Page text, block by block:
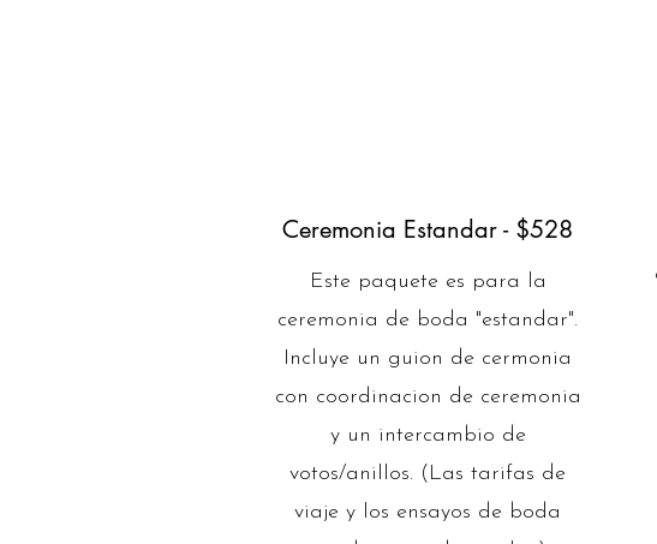
Ceremonia Estandar - $528
Este paquete es para la
ceremonia de boda "estandar".
Incluye un guion de cermonia
con coordinacion de ceremonia
y un intercambio de
votos/anillos. (Las tarifas de
viaje y los ensayos de boda